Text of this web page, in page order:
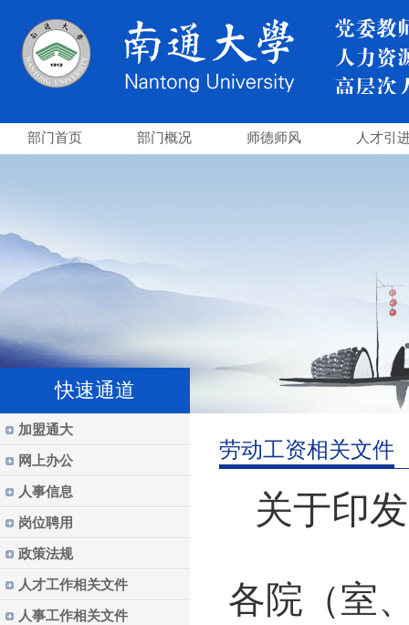
部门首页 部门概况 师德师风 人才引
快速通道
加盟通大
网上办公
人事信息
岗位聘用
政策法规
人才工作相关文件
人事工作相关文件
劳动工资相关文件
关于印
各院（室